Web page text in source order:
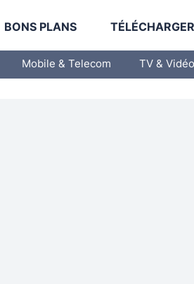
BONS PLANS
Mobile & Telecom TV & Vidéo